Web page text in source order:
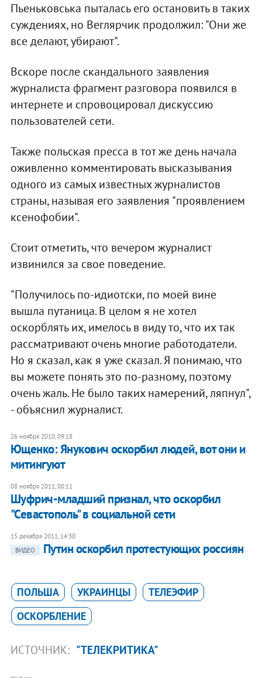
Пьеньковська пыталась его остановить в таких
суждениях, но Веглярчик продолжил: "Они же
все делают, убирают".
Вскоре после скандального заявления
журналиста фрагмент разговора появился в
интернете и спровоцировал дискуссию
пользователей сети.
Также польская пресса в тот же день начала
оживленно комментировать высказывания
одного из самых известных журналистов
страны, называя его заявления "проявлением
ксенофобии".
Стоит отметить, что вечером журналист
извинился за свое поведение.
"Получилось по-идиотски, по моей вине
вышла путаница. В целом я не хотел
оскорблять их, имелось в виду то, что их так
рассматривают очень многие работодатели.
Но я сказал, как я уже сказал. Я понимаю, что
вы можете понять это по-разному, поэтому
очень жаль. Не было таких намерений, ляпнул",
- объяснил журналист.
26 ноября 2010, 09:18
Ющенко: Янукович оскорбил людей, вот они и
митингуют
08 ноября 2011, 00:11
Шуфрич-младший признал, что оскорбил
"Севастополь" в социальной сети
15 декабря 2011, 14:30
ВИДЕО
Путин оскорбил протестующих россиян
ПОЛЬША УКРАИНЦЫ
ТЕЛЕЭФИР
ОСКОРБЛЕНИЕ
ИСТОЧНИК: "ТЕЛЕКРИТИКА"